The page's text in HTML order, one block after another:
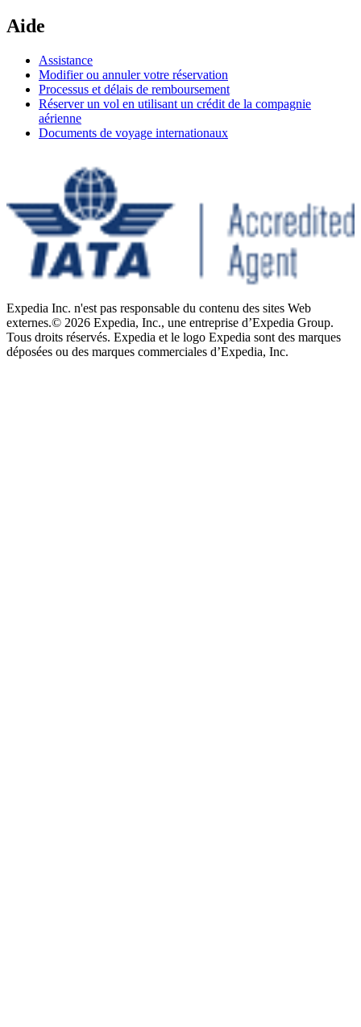
Aide
Assistance
Modifier ou annuler votre réservation
Processus et délais de remboursement
Réserver un vol en utilisant un crédit de la compagnie
aérienne
Documents de voyage internationaux
Expedia Inc. n'est pas responsable du contenu des sites Web
externes.© 2026 Expedia, Inc., une entreprise d’Expedia Group.
Tous droits réservés. Expedia et le logo Expedia sont des marques
déposées ou des marques commerciales d’Expedia, Inc.